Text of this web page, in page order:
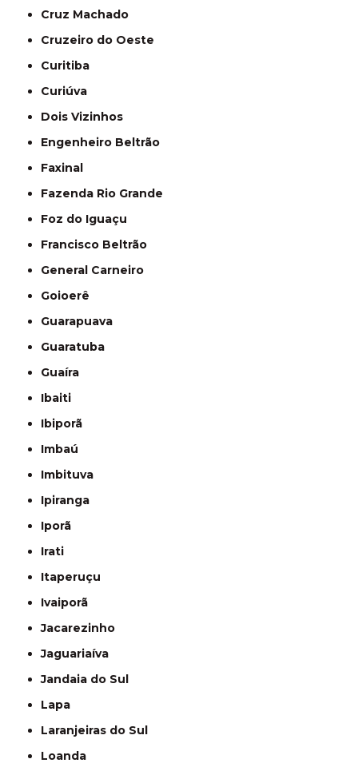
Cruz Machado
Cruzeiro do Oeste
Curitiba
Curiúva
Dois Vizinhos
Engenheiro Beltrão
Faxinal
Fazenda Rio Grande
Foz do Iguaçu
Francisco Beltrão
General Carneiro
Goioerê
Guarapuava
Guaratuba
Guaíra
Ibaiti
Ibiporã
Imbaú
Imbituva
Ipiranga
Iporã
Irati
Itaperuçu
Ivaiporã
Jacarezinho
Jaguariaíva
Jandaia do Sul
Lapa
Laranjeiras do Sul
Loanda